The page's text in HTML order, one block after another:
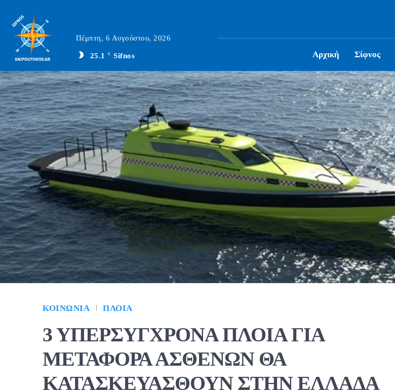
Πέμπτη, 6 Αυγούστου, 2026
25.1 C Sifnos Αρχική Σίφνος
ΚΟΙΝΩΝΊΑ ΠΛΟΊΑ
3 ΥΠΕΡΣΥΓΧΡΟΝΑ ΠΛΟΙΑ ΓΙΑ
ΜΕΤΑΦΟΡΑ ΑΣΘΕΝΩΝ ΘΑ
ΚΑΤΑΣΚΕΥΑΣΘΟΥΝ ΣΤΗΝ ΕΛΛΑΔΑ